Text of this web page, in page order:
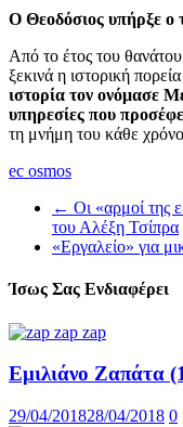
Ο Θεοδόσιος υπήρξε ο
Από το έτος του θανάτου
ξεκινά η ιστορική
ιστορία τον ονόμασε
υπηρεσίες που
τη μνήμη του κάθε
ec osmos
← Οι «αρμοί της
του Αλέξη Τσίπρα
«Εργαλείο» για
Ίσως Σας Ενδιαφέρει
Εμιλιάνο Ζαπάτα
29/04/201828/04/2018 0